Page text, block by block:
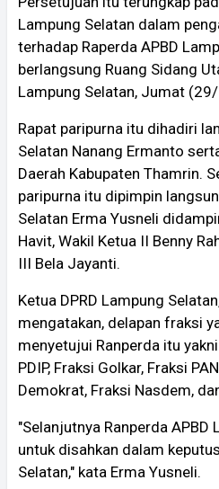
Lampung Selatan dalam
terhadap Raperda APBD
berlangsung Ruang Sidang
Lampung Selatan, Jumat
Rapat paripurna itu dihadiri
Selatan Nanang Ermanto
Daerah Kabupaten Thamrin.
paripurna itu dipimpin
Selatan Erma Yusneli
Havit, Wakil Ketua II Benny
III Bela Jayanti.
Ketua DPRD Lampung
mengatakan, delapan fraksi
menyetujui Ranperda itu
PDIP, Fraksi Golkar, Fraksi
Demokrat, Fraksi Nasdem,
"Selanjutnya Ranperda
untuk disahkan dalam
Selatan," kata Erma Yusneli.